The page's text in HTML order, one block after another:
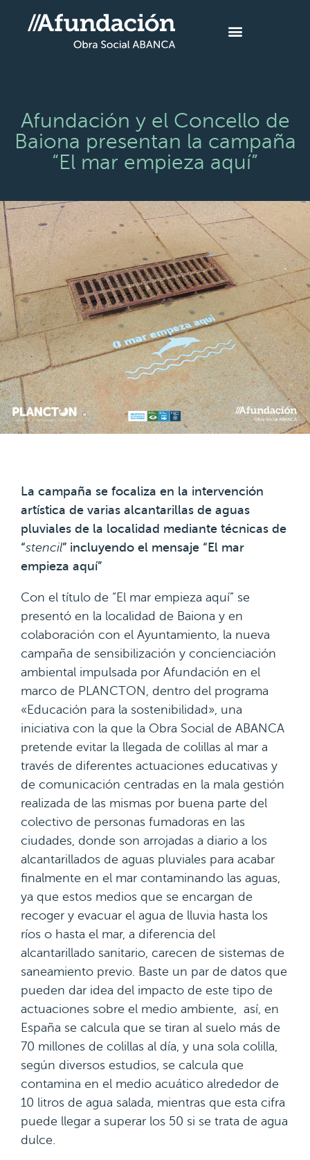
Afundación y el Concello de
Baiona presentan la campaña
“El mar empieza aquí”
La campaña se focaliza en la intervención
artística de varias alcantarillas de aguas
pluviales de la localidad mediante técnicas de
“stencil” incluyendo el mensaje “El mar
empieza aquí”
Con el título de “El mar empieza aquí” se
presentó en la localidad de Baiona y en
colaboración con el Ayuntamiento, la nueva
campaña de sensibilización y concienciación
ambiental impulsada por Afundación en el
marco de PLANCTON, dentro del programa
«Educación para la sostenibilidad», una
iniciativa con la que la Obra Social de ABANCA
pretende evitar la llegada de colillas al mar a
través de diferentes actuaciones educativas y
de comunicación centradas en la mala gestión
realizada de las mismas por buena parte del
colectivo de personas fumadoras en las
ciudades, donde son arrojadas a diario a los
alcantarillados de aguas pluviales para acabar
finalmente en el mar contaminando las aguas,
ya que estos medios que se encargan de
recoger y evacuar el agua de lluvia hasta los
ríos o hasta el mar, a diferencia del
alcantarillado sanitario, carecen de sistemas de
saneamiento previo. Baste un par de datos que
pueden dar idea del impacto de este tipo de
actuaciones sobre el medio ambiente, así, en
España se calcula que se tiran al suelo más de
70 millones de colillas al día, y una sola colilla,
según diversos estudios, se calcula que
contamina en el medio acuático alrededor de
10 litros de agua salada, mientras que esta cifra
puede llegar a superar los 50 si se trata de agua
dulce.